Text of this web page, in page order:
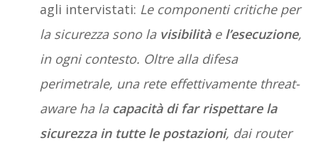
agli intervistati: Le componenti critiche per
la sicurezza sono la visibilitàe l’esecuzione,
in ogni contesto. Oltre alla difesa
perimetrale, una rete effettivamente threat-
aware ha la capacità di far rispettare la
sicurezza in tutte le postazioni, dai router